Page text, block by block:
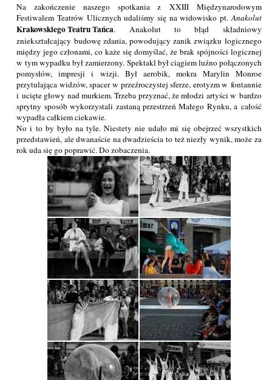
Na zakończenie naszego spotkania z XXIII Międzynarodowym
Festiwalem Teatrów Ulicznych udaliśmy się na widowisko pt.Anakolut
Krakowskiego Teatru Tańca. Anakolut to błąd składniowy
zniekształcający budowę zdania, powodujący zanik związku logicznego
między jego członami, co każe się domyślać, że brak spójności logicznej
w tym wypadku był zamierzony. Spektakl był ciągiem luźno połączonych
pomysłów, impresji i wizji. Był aerobik, mokra Marylin Monroe
przytulająca widzów, spacer w przeźroczystej sferze, erotyzm w fontannie
i ucięte głowy nad murkiem. Trzeba przyznać, że młodzi artyści w bardzo
sprytny sposób wykorzystali zastaną przestrzeń Małego Rynku, a całość
wypadła całkiem ciekawie.
No i to by było na tyle. Niestety nie udało mi się obejrzeć wszystkich
przedstawień, ale dwanaście na dwadzieścia to też niezły wynik, może za
rok uda się go poprawić. Do zobaczenia.